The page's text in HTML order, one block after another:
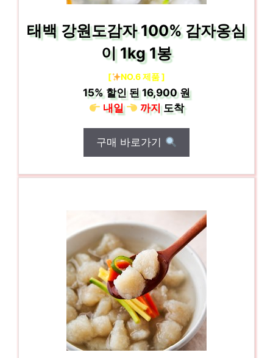
태백 강원도감자 100% 감자옹심
이 1kg 1봉
[ NO.6 제품 ]
15%할인 된16,900 원
내일
까지도착
구매 바로가기